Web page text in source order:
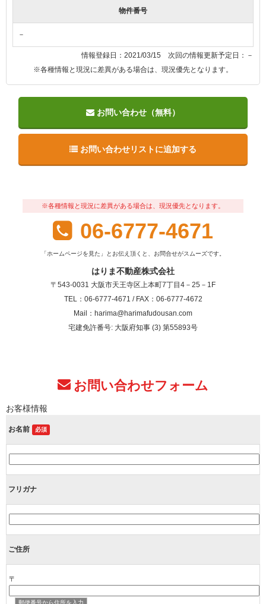
物件番号
－
情報登録日：2021/03/15 次回の情報更新予定日：－
※各種情報と現況に差異がある場合は、現況優先となります。
お問い合わせ（無料）
お問い合わせリストに追加する
※各種情報と現況に差異がある場合は、現況優先となります。
06-6777-4671
「ホームページを見た」とお伝え頂くと、お問合せがスムーズです。
はりま不動産株式会社
〒543-0031 大阪市天王寺区上本町7丁目4－25－1F
TEL：06-6777-4671 / FAX：06-6777-4672
Mail：harima@harimafudousan.com
宅建免許番号: 大阪府知事 (3) 第55893号
お問い合わせフォーム
お客様情報
お名前 必須
フリガナ
ご住所
〒
郵便番号から住所を入力